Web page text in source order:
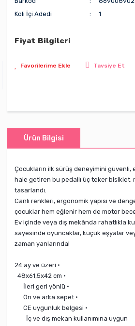
Koli İçi Adedi
1
Fiyat Bilgileri
Tavsiye Et
Ürün Bilgisi
Çocukların ilk sürüş deneyimini güvenli,
hale getiren bu pedallı üç teker bisiklet,
tasarlandı.
Canlı renkleri, ergonomik yapısı ve
çocuklar hem eğlenir hem de motor
Ev içinde veya dış mekânda rahatlıkla
sayesinde oyuncaklar, küçük eşyalar
zaman yanlarında!
24 ay ve üzeri ·
48x61,5x42 cm ·
İleri geri yönlü ·
Ön ve arka sepet ·
CE uygunluk belgesi ·
İç ve dış mekan kullanımına uygun